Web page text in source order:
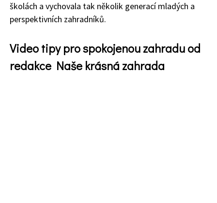
74 Kč
Objednat >
školách a vychovala tak několik generací mladých a
perspektivních zahradníků.
Video tipy pro spokojenou zahradu od
redakce Naše krásná zahrada